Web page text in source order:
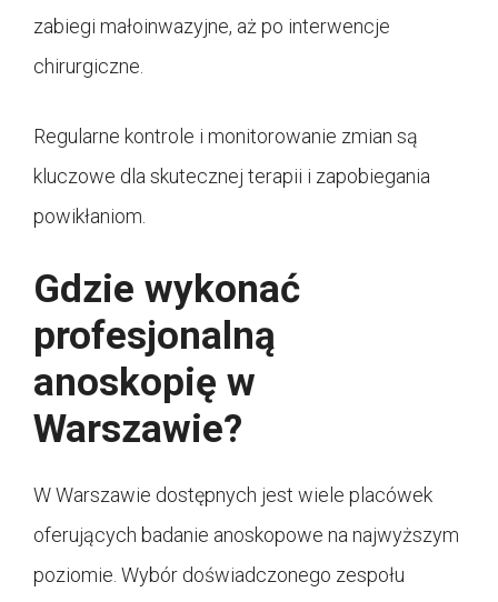
zabiegi małoinwazyjne, aż po interwencje
chirurgiczne.
Regularne kontrole i monitorowanie zmian są
kluczowe dla skutecznej terapii i zapobiegania
powikłaniom.
Gdzie wykonać
profesjonalną
anoskopię w
Warszawie?
W Warszawie dostępnych jest wiele placówek
oferujących badanie anoskopowe na najwyższym
poziomie. Wybór doświadczonego zespołu